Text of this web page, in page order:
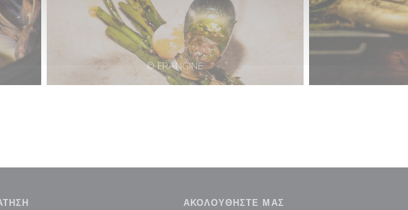
© FRANGINE
ΑΚΟΛΟΥΘΉΣΤΕ ΜΑΣ